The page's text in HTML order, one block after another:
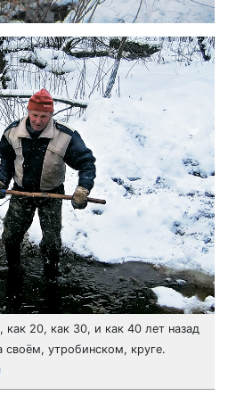
как 20, как 30, и как 40 лет назад
утробинском, круге.